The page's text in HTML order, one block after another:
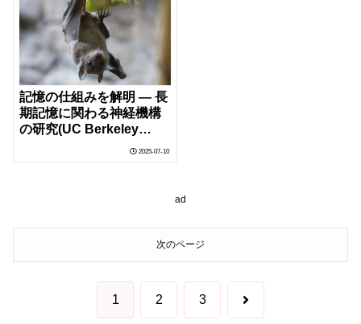
記憶の仕組みを解明 ― 長
期記憶に関わる神経機構
の研究(UC Berkeley
scientists uncover
neural mechanisms
2025-07-10
ad
次のページ
1 2 3 次